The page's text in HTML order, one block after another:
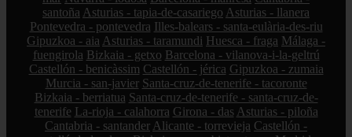
santoña Asturias - tapia-de-casariego Asturias - llanera
Pontevedra - pontevedra Illes-balears - santa-eulària-des-riu
Gipuzkoa - aia Asturias - taramundi Huesca - fraga Málaga -
fuengirola Bizkaia - getxo Barcelona - vilanova-i-la-geltrú
Castellón - benicàssim Castellón - jérica Gipuzkoa - zumaia
Murcia - san-javier Santa-cruz-de-tenerife - tacoronte
Bizkaia - berriatua Santa-cruz-de-tenerife - santa-cruz-de-
tenerife La-rioja - calahorra Girona - das Asturias - piloña
Cantabria - santander Alicante - torrevieja Castellón -